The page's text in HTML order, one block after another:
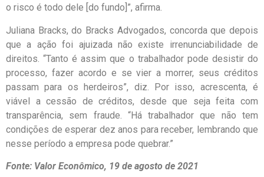
o risco é todo dele [do fundo]”, afirma.
Juliana Bracks, do Bracks Advogados, concorda que depois
que a ação foi ajuizada não existe irrenunciabilidade de
direitos. “Tanto é assim que o trabalhador pode desistir do
processo, fazer acordo e se vier a morrer, seus créditos
passam para os herdeiros”, diz. Por isso, acrescenta, é
viável a cessão de créditos, desde que seja feita com
transparência, sem fraude. “Há trabalhador que não tem
condições de esperar dez anos para receber, lembrando que
nesse período a empresa pode quebrar.”
Fonte: Valor Econômico, 19 de agosto de 2021